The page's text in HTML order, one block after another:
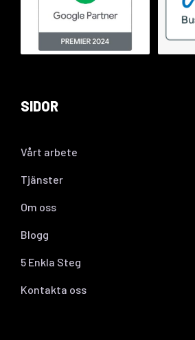
SIDOR
Vårt arbete
Tjänster
Om oss
Blogg
5 Enkla Steg
Kontakta oss